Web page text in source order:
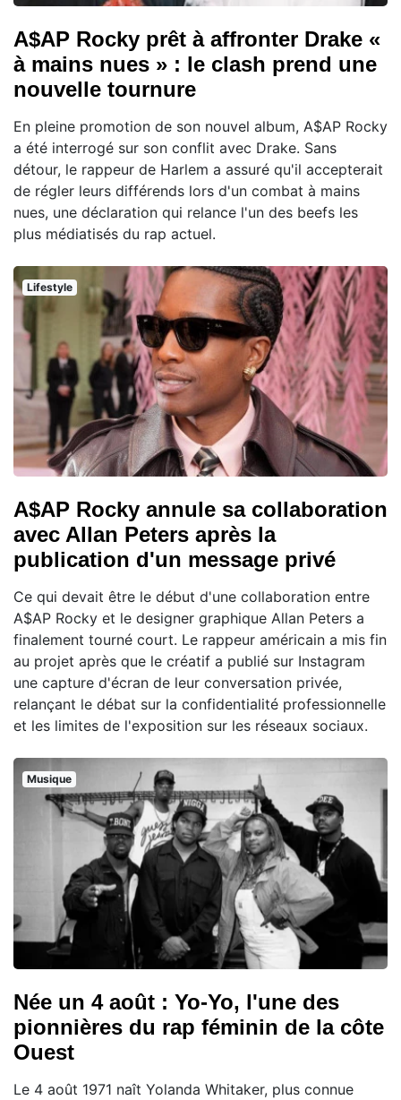
A$AP Rocky prêt à affronter Drake «
à mains nues » : le clash prend une
nouvelle tournure
En pleine promotion de son nouvel album, A$AP Rocky
a été interrogé sur son conflit avec Drake. Sans
détour, le rappeur de Harlem a assuré qu'il accepterait
de régler leurs différends lors d'un combat à mains
nues, une déclaration qui relance l'un des beefs les
plus médiatisés du rap actuel.
Lifestyle
A$AP Rocky annule sa collaboration
avec Allan Peters après la
publication d'un message privé
Ce qui devait être le début d'une collaboration entre
A$AP Rocky et le designer graphique Allan Peters a
finalement tourné court. Le rappeur américain a mis fin
au projet après que le créatif a publié sur Instagram
une capture d'écran de leur conversation privée,
relançant le débat sur la confidentialité professionnelle
et les limites de l'exposition sur les réseaux sociaux.
Musique
Née un 4 août : Yo-Yo, l'une des
pionnières du rap féminin de la côte
Ouest
Le 4 août 1971 naît Yolanda Whitaker, plus connue